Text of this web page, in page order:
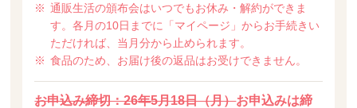
通販生活の頒布会はいつでもお休み・解約ができま
す。各月の10日までに「マイページ」からお手続きい
ただければ、当月分から止められます。
食品のため、お届け後の返品はお受けできません。
お申込み締切：26年5月18日（月）お申込みは締